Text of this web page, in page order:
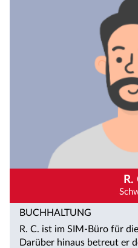
R.
BUCHHALTUNG
R. C. ist im SIM-Büro für
Darüber hinaus betreut er